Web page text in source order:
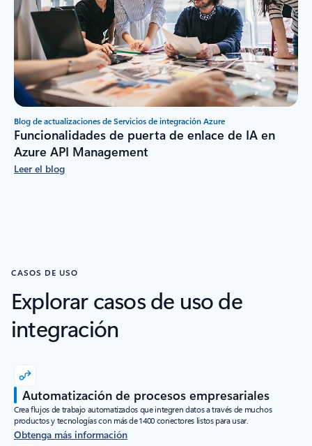
Blog de actualizaciones de Servicios de integración Azure
Funcionalidades de puerta de enlace de IA en
Azure API Management
Leer el blog
CASOS DE USO
Explorar casos de uso de
integración
Automatización de procesos empresariales
Crea flujos de trabajo automatizados que integren datos a través de muchos
productos y tecnologías con más de 1400 conectores listos para usar.
Obtenga más información